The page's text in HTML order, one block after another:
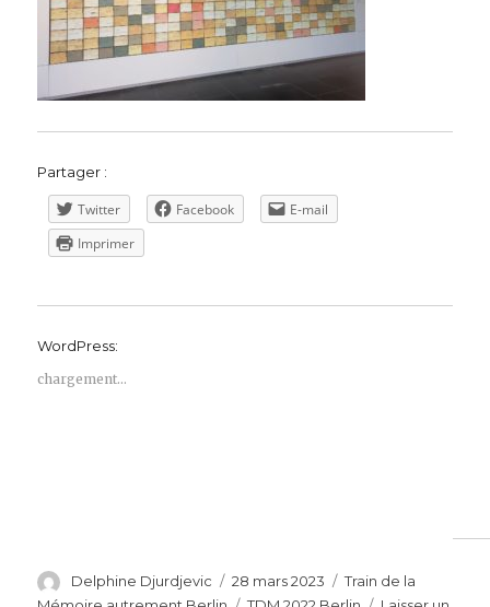
Partager :
Twitter Facebook
E-mail
Imprimer
WordPress:
chargement…
Auteur
Delphine Djurdjevic
Publié
le
28 mars 2023 Catégories
Train de la
Étiquettes